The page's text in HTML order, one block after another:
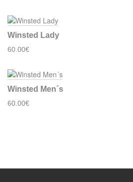
Winsted Lady
60.00€
Winsted Men´s
60.00€